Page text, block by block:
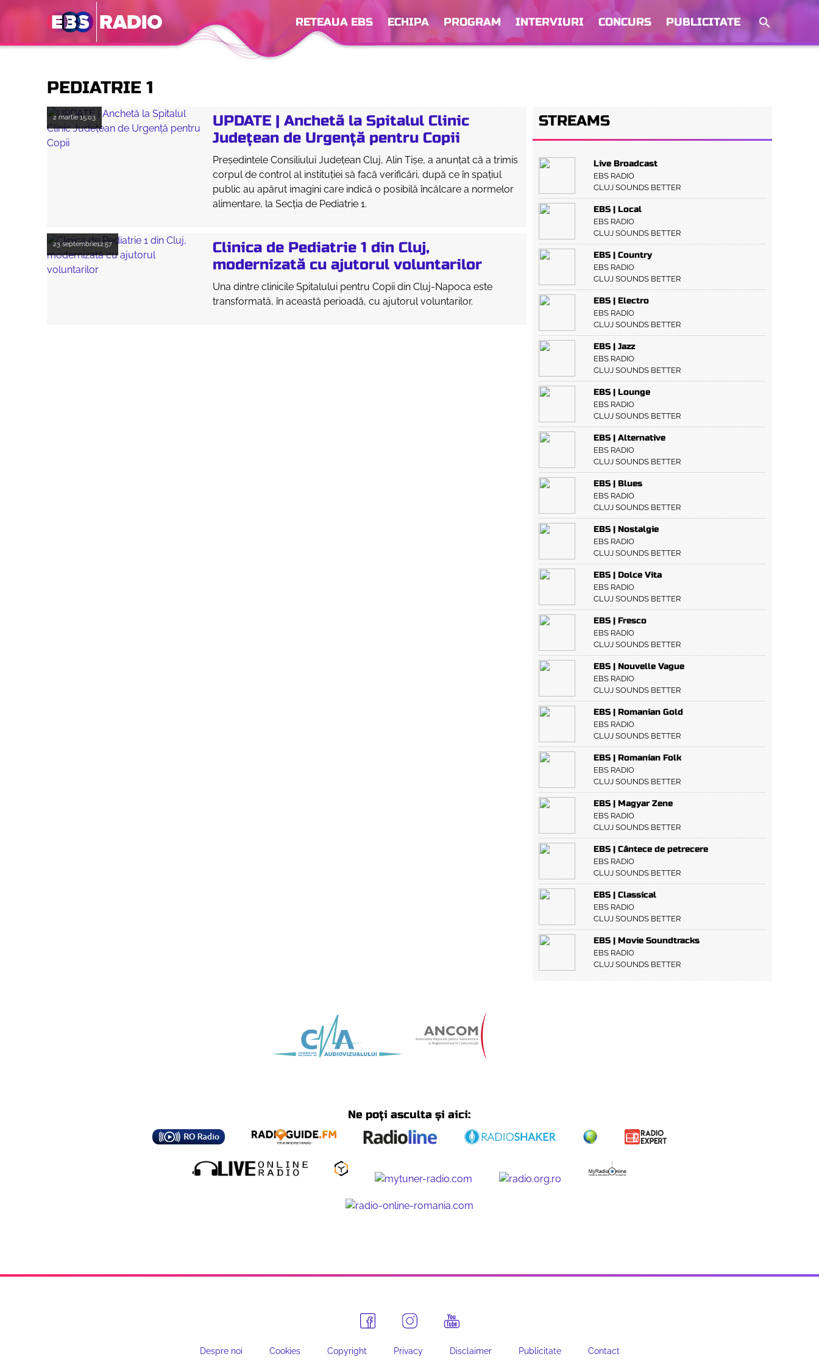
RETEAUA EBS ECHIPA PROGRAM INTERVIURI CONCURS PUBLICITATE
PEDIATRIE 1
2 martie15:03
UPDATE | Anchetă la Spitalul Clinic
Județean de Urgență pentru Copii
Președintele Consiliului Județean Cluj, Alin Tișe, a anunțat că a trimis
corpul de control al instituției să facă verificări, după ce în spațiul
public au apărut imagini care indică o posibilă încălcare a normelor
alimentare, la Secția de Pediatrie 1.
23 septembrie12:57
Clinica de Pediatrie 1 din Cluj,
modernizată cu ajutorul voluntarilor
Una dintre clinicile Spitalului pentru Copii din Cluj-Napoca este
transformată, în această perioadă, cu ajutorul voluntarilor.
STREAMS
Live Broadcast
EBS RADIO
CLUJ SOUNDS BETTER
EBS | Local
EBS RADIO
CLUJ SOUNDS BETTER
EBS | Country
EBS RADIO
CLUJ SOUNDS BETTER
EBS | Electro
EBS RADIO
CLUJ SOUNDS BETTER
EBS | Jazz
EBS RADIO
CLUJ SOUNDS BETTER
EBS | Lounge
EBS RADIO
CLUJ SOUNDS BETTER
EBS | Alternative
EBS RADIO
CLUJ SOUNDS BETTER
EBS | Blues
EBS RADIO
CLUJ SOUNDS BETTER
EBS | Nostalgie
EBS RADIO
CLUJ SOUNDS BETTER
EBS | Dolce Vita
EBS RADIO
CLUJ SOUNDS BETTER
EBS | Fresco
EBS RADIO
CLUJ SOUNDS BETTER
EBS | Nouvelle Vague
EBS RADIO
CLUJ SOUNDS BETTER
EBS | Romanian Gold
EBS RADIO
CLUJ SOUNDS BETTER
EBS | Romanian Folk
EBS RADIO
CLUJ SOUNDS BETTER
EBS | Magyar Zene
EBS RADIO
CLUJ SOUNDS BETTER
EBS | Cântece de petrecere
EBS RADIO
CLUJ SOUNDS BETTER
EBS | Classical
EBS RADIO
CLUJ SOUNDS BETTER
EBS | Movie Soundtracks
EBS RADIO
CLUJ SOUNDS BETTER
Ne poți asculta și aici:
Despre noi Cookies Copyright Privacy Disclaimer Publicitate Contact